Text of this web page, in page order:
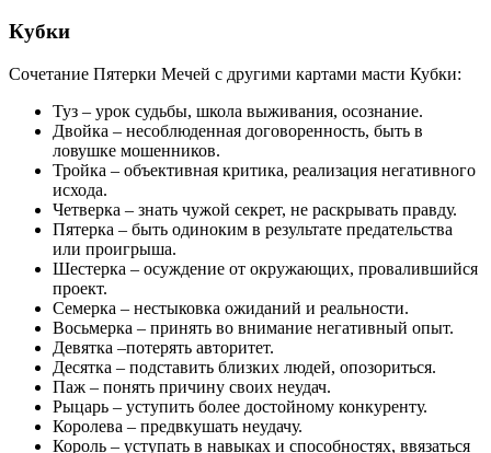
Кубки
Сочетание Пятерки Мечей с другими картами масти Кубки:
Туз – урок судьбы, школа выживания, осознание.
Двойка – несоблюденная договоренность, быть в
ловушке мошенников.
Тройка – объективная критика, реализация негативного
исхода.
Четверка – знать чужой секрет, не раскрывать правду.
Пятерка – быть одиноким в результате предательства
или проигрыша.
Шестерка – осуждение от окружающих, провалившийся
проект.
Семерка – нестыковка ожиданий и реальности.
Восьмерка – принять во внимание негативный опыт.
Девятка –потерять авторитет.
Десятка – подставить близких людей, опозориться.
Паж – понять причину своих неудач.
Рыцарь – уступить более достойному конкуренту.
Королева – предвкушать неудачу.
Король – уступать в навыках и способностях, ввязаться